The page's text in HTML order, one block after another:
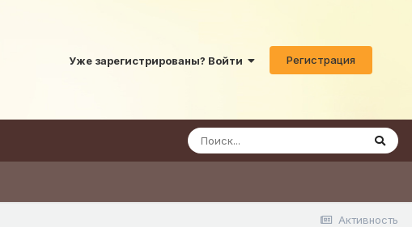
Уже зарегистрированы? Войти Регистрация
Активность